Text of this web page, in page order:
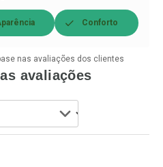
Conforto
nas avaliações dos clientes
avaliações